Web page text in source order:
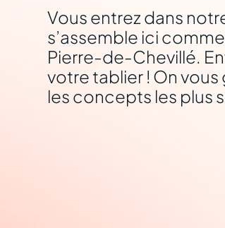
Vous entrez dans
s’assemble ici
Pierre-de-Chevillé.
votre tablier ! On
les concepts les plus